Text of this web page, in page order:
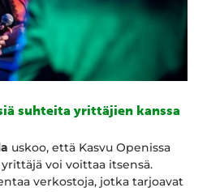
suhteita yrittäjien kanssa
uskoo, että Kasvu Openissa
voi voittaa itsensä.
verkostoja, jotka tarjoavat